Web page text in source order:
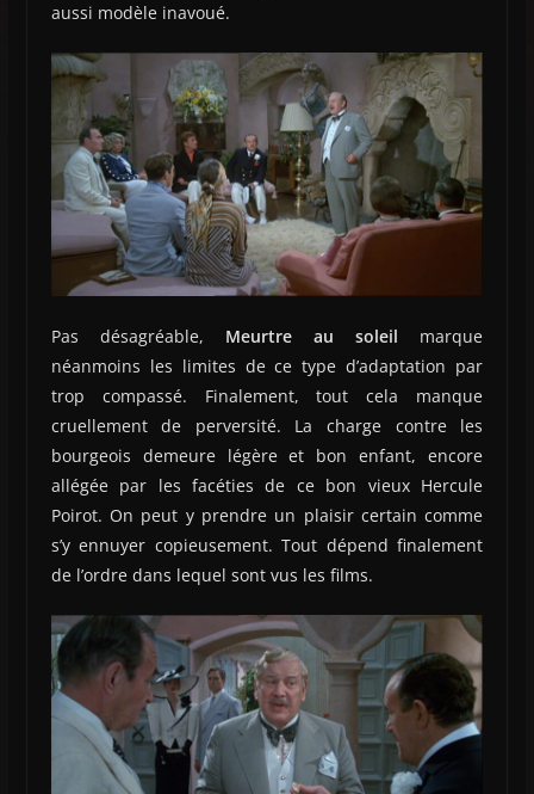
aussi modèle inavoué.
Pas désagréable, Meurtre au soleil marque
néanmoins les limites de ce type d’adaptation par
trop compassé. Finalement, tout cela manque
cruellement de perversité. La charge contre les
bourgeois demeure légère et bon enfant, encore
allégée par les facéties de ce bon vieux Hercule
Poirot. On peut y prendre un plaisir certain comme
s’y ennuyer copieusement. Tout dépend finalement
de l’ordre dans lequel sont vus les films.